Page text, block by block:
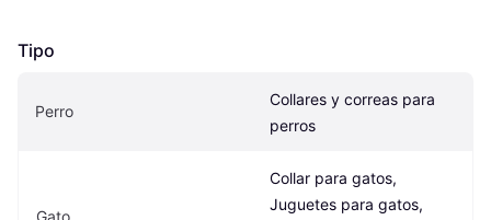
Tipo
Perro
Collares y correas para
perros
Gato
Collar para gatos,
Juguetes para gatos,